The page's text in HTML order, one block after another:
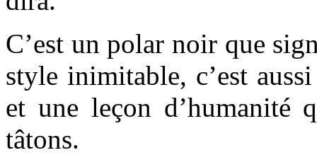
C’est un polar noir que
style inimitable, c’est
et une leçon d’humanité
tâtons.